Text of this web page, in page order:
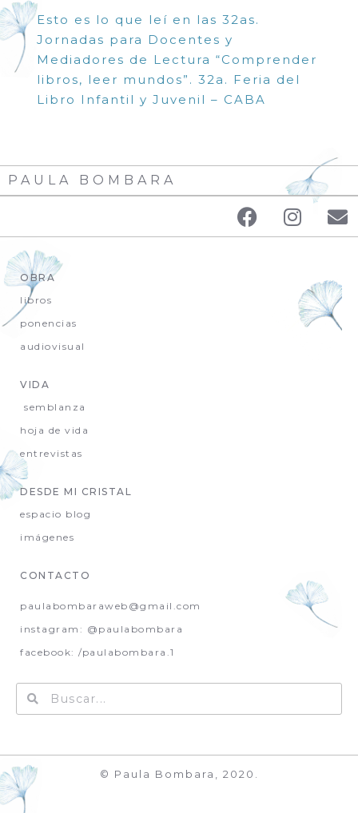
Esto es lo que leí en las 32as.
Jornadas para Docentes y
Mediadores de Lectura “Comprender
libros, leer mundos”. 32a. Feria del
Libro Infantil y Juvenil – CABA
PAULA BOMBARA
OBRA
libros
ponencias
audiovisual
VIDA
semblanza
hoja de vida
entrevistas
DESDE MI CRISTAL
espacio blog
imágenes
CONTACTO
paulabombaraweb@gmail.com
instagram: @paulabombara
facebook: /paulabombara.1
© Paula Bombara, 2020.